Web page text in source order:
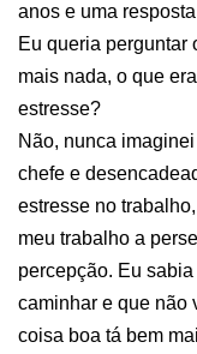
anos e uma
Eu queria perguntar
mais nada, o que
estresse?
Não, nunca
chefe e
estresse no
meu trabalho a
percepção. Eu
caminhar e que não
coisa boa tá bem